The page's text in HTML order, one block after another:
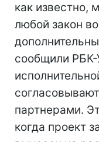
как известно,
любой закон
сообщили РБК-
партнерами.
когда проект